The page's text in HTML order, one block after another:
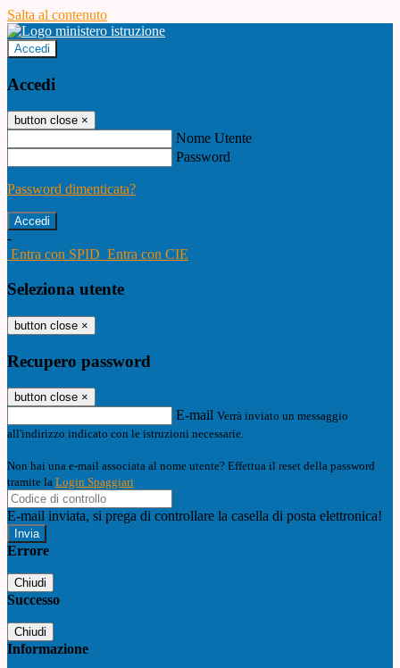
Salta al contenuto
Accedi
Accedi
button close ×
Nome Utente
Password
Password dimenticata?
-
Entra con SPID Entra con CIE
Seleziona utente
button close ×
Recupero password
button close ×
E-mail Verrà inviato un messaggio
all'indirizzo indicato con le istruzioni necessarie.
Non hai una e-mail associata al nome utente? Effettua il reset della password
tramite la Login Spaggiari
E-mail inviata, si prega di controllare la casella di posta elettronica!
Errore
Chiudi
Successo
Chiudi
Informazione